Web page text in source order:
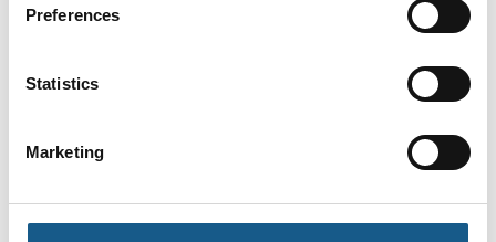
Preferences
Statistics
Marketing